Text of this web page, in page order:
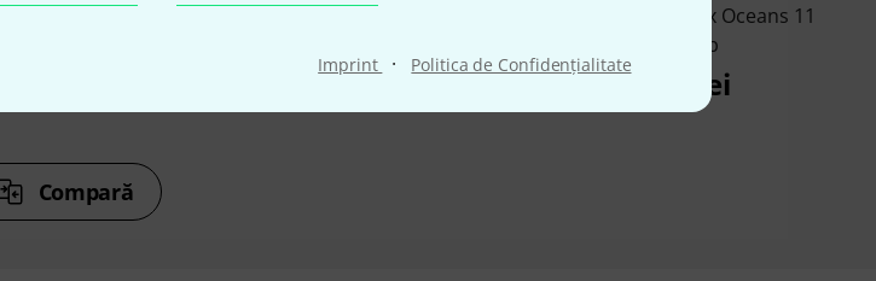
Imprint · Politica de Confidenţialitate
155 lei
Electro Harmonix Oceans 11
Reverb
798 lei
Compară